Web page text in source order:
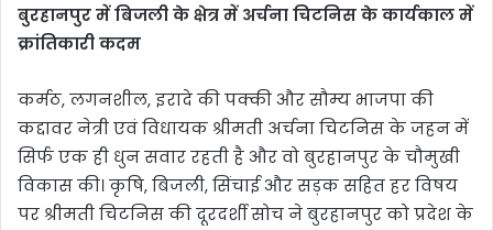
बुरहानपुर में बिजली के क्षेत्र में अर्चना चिटनिस के कार्यकाल में
क्रांतिकारी कदम
कर्मठ, लगनशील, इरादे की पक्की और सौम्य भाजपा की
कद्दावर नेत्री एवं विधायक श्रीमती अर्चना चिटनिस के जहन में
सिर्फ एक ही धुन सवार रहती है और वो बुरहानपुर के चौमुखी
विकास की। कृषि, बिजली, सिंचाई और सड़क सहित हर विषय
पर श्रीमती चिटनिस की दूरदर्शी सोच ने बुरहानपुर को प्रदेश के